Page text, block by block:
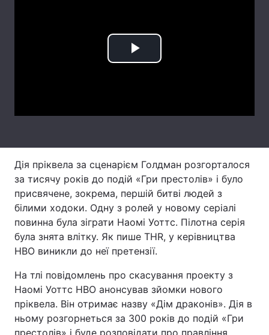
Play
Дія пріквела за сценарієм Голдман розгорталося
за тисячу років до подій «Гри престолів» і було
присвячене, зокрема, першій битві людей з
білими ходоки. Одну з ролей у новому серіалі
повинна була зіграти Наомі Уоттс. Пілотна серія
була знята влітку. Як пише THR, у керівництва
HBO виникли до неї претензії.
На тлі повідомлень про скасування проекту з
Наомі Уоттс HBO анонсував зйомки нового
пріквела. Він отримає назву «Дім драконів». Дія в
ньому розгорнеться за 300 років до подій «Гри
престолів» і буде розповідати про правління